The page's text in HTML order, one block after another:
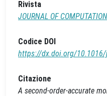
Rivista
JOURNAL OF
Codice DOI
https://dx.doi.org/10.1016/
Citazione
A second-order-accurate